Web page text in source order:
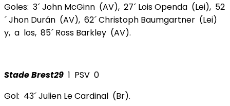
Goles: 3´ John McGinn (AV), 27´ Lois Openda (Lei), 52
´ Jhon Durán (AV), 62´ Christoph Baumgartner (Lei)
y, a los, 85´ Ross Barkley (AV).
Stade Brest29 1 PSV 0
Gol: 43´ Julien Le Cardinal (Br).